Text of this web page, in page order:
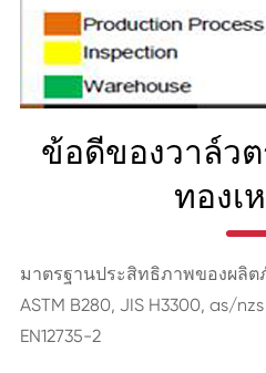
ข้อดีของวาล์ว
ทองเ
มาตรฐานประสิทธิภาพของผลิต
ASTM B280, JIS H3300, as/nzs
EN12735-2